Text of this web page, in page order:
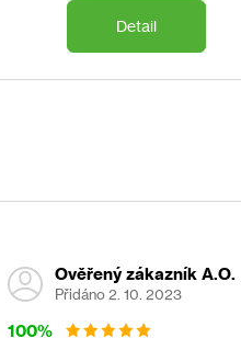
Detail
Ověřený zákazník A.O.
Přidáno 2. 10. 2023
100%